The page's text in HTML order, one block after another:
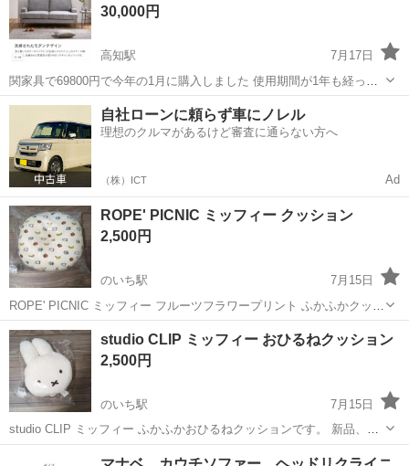
30,000円
高知駅
7月17日
関家具で69800円で今年の1月に購入しました 使用期間が1年も経って
なくて 半年なので状態すごく綺麗です インスタやSNSですごく調べて
デザインも気に入ってたのですが 引越し先が狭くてソファ置けそうに
ないので出品しま...
高知 高知市 高知駅 ソファ
自社ローンに頼らず車にノレル
理想のクルマがあるけど審査に通らない方へ
（株）ICT Ad
ROPE' PICNIC ミッフィー クッション
2,500円
のいち駅
7月15日
ROPE' PICNIC ミッフィー フルーツフラワープリント ふかふかクッシ
ョンです。 新品、未使用品です。 ※ビニールを外してお渡しになりま
す。 引取に来て下さる方よろしくお願いします。 #ロペピクニック
#m...
高知 香南市 ミッフィー
studio CLIP ミッフィー おひるねクッション
2,500円
のいち駅
7月15日
studio CLIP ミッフィー ふかふかおひるねクッションです。 新品、未
使用品です。 定価:3,300円 引取に来て下さる方よろしくお願いしま
のいち駅